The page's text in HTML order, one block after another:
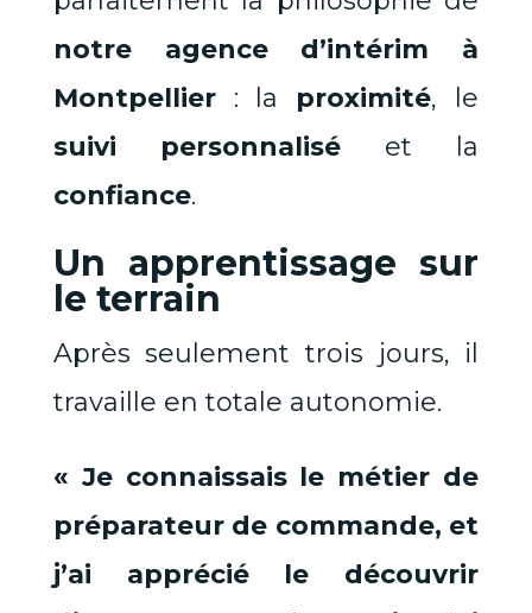
notre agence d’intérim à
Montpellier: la proximité, le
suivi personnaliséet la
confiance.
Un apprentissage sur
le terrain
Après seulement trois jours, il
travaille en totale autonomie.
« Je connaissais le métier de
préparateur de commande, et
j’ai apprécié le découvrir